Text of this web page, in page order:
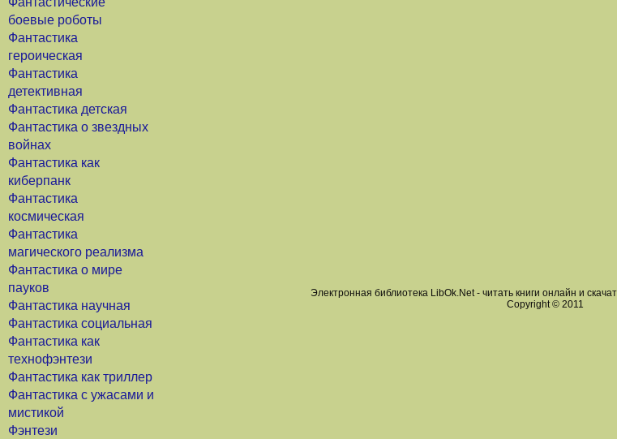
боевые роботы
Фантастика
героическая
Фантастика
детективная
Фантастика детская
Фантастика о звездных
войнах
Фантастика как
киберпанк
Фантастика
космическая
Фантастика
магического реализма
Фантастика о мире
пауков
Фантастика научная
Фантастика социальная
Фантастика как
технофэнтези
Фантастика как триллер
Фантастика с ужасами и
мистикой
Фэнтези
Электронная библиотека LibOk.Net - читать книги онлайн и
Copyright © 2011